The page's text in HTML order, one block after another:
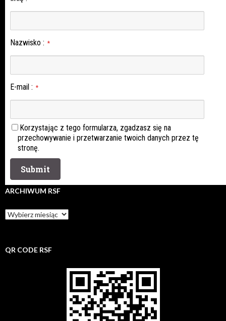
Nazwisko : *
E-mail : *
Korzystając z tego formularza, zgadzasz się na
przechowywanie i przetwarzanie twoich danych przez tę
stronę.
ARCHIWUM RSF
Archiwum
rsf
QR CODE RSF